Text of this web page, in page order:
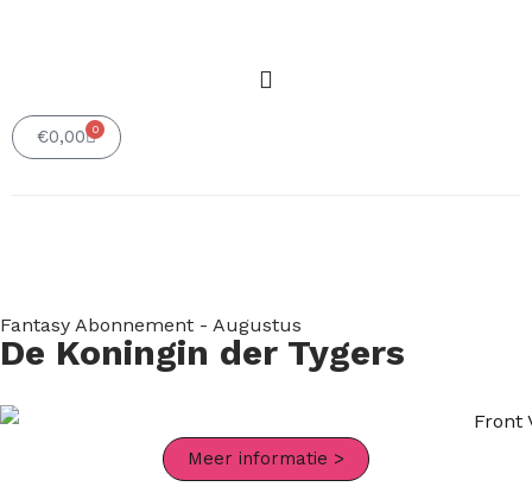
€0,00 0
Winkelwagen
Fantasy Abonnement - Augustus
De Koningin der Tygers
Meer informatie >